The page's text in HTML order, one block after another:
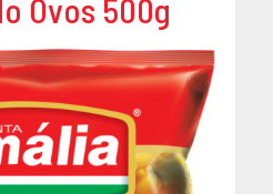
Ovos 500g